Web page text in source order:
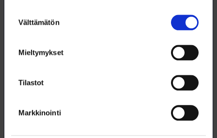
valinta
Välttämätön
Mieltymykset
Tilastot
Markkinointi